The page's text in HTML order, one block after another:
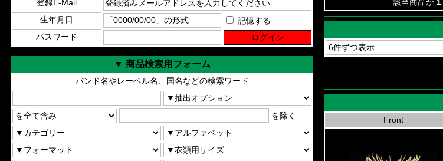
登録E-Mail
生年月日
記憶する
パスワード
▼ 商品検索用フォーム
バンド名やレーベル名、国名などの検索ワード
を除く Front